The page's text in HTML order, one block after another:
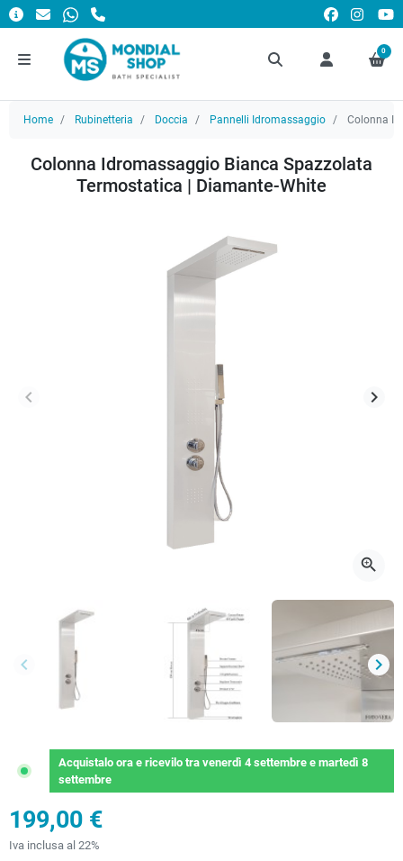
0
Home Rubinetteria Doccia Pannelli Idromassaggio Colonna
Colonna Idromassaggio Bianca Spazzolata
Termostatica | Diamante-White
Precedente
keyboard_arrow_left keyboard_arrow_right
zoom_in
Precedente
keyboard_arrow_left keyboard_arrow_right
Acquistalo orae ricevilo tra venerdì 4 settembree martedì 8
settembre
199,00 €
Iva inclusa al 22%